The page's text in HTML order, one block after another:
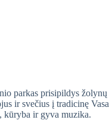
parkas prisipildys
ir svečius į tradicinę
kūryba ir gyva muzika.